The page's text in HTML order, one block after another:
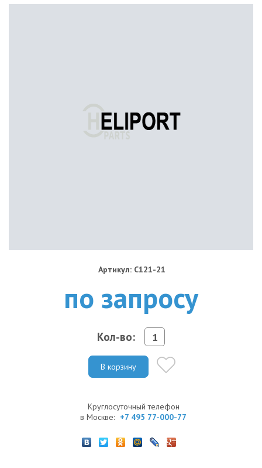
Артикул: C121-21
по запросу
Кол-во:
В корзину
Круглосуточный телефон
в Москве: +7 495 77-000-77